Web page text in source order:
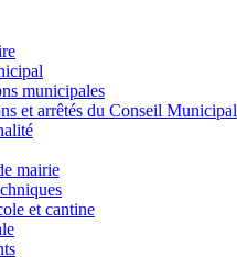
municipales
et arrêtés du Conseil Municipal
mairie
et cantine